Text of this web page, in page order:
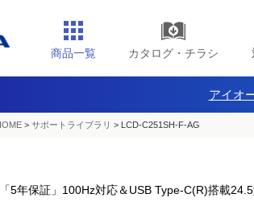
商品一覧 カタログ・チラシ
アイオ
> サポートライブラリ > LCD-C251SH-F-AG
「5年保証」100Hz対応＆USB Type-C(R)搭載